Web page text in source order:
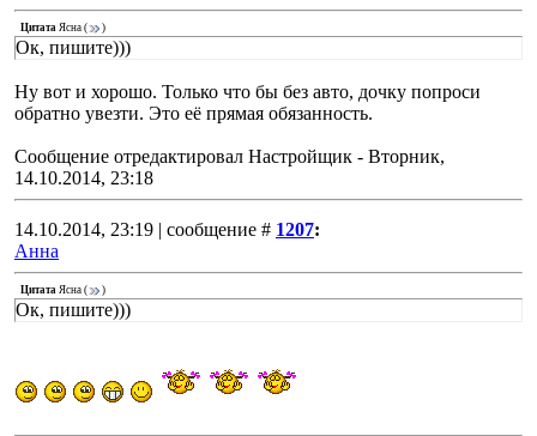
Цитата Ясна ( )
Ок, пишите)))
Ну вот и хорошо. Только что бы без авто, дочку попроси
обратно увезти. Это её прямая обязанность.
Сообщение отредактировал Настройщик - Вторник,
14.10.2014, 23:18
14.10.2014, 23:19 | сообщение # 1207:
Анна
Цитата Ясна ( )
Ок, пишите)))